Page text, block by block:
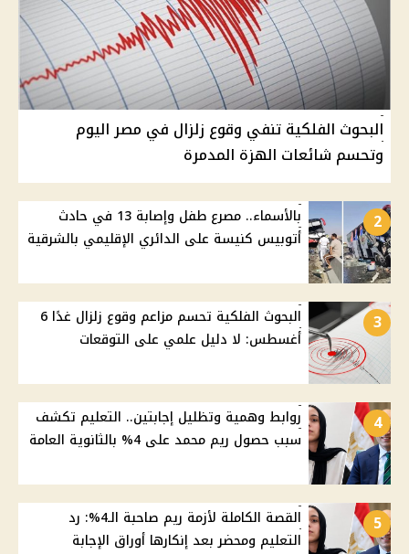
البحوث الفلكية تنفي وقوع زلزال في مصر اليوم
وتحسم شائعات الهزة المدمرة
2
بالأسماء.. مصرع طفل وإصابة 13 في حادث
أتوبيس كنيسة على الدائري الإقليمي بالشرقية
3
البحوث الفلكية تحسم مزاعم وقوع زلزال غدًا 6
أغسطس: لا دليل علمي على التوقعات
4
روابط وهمية وتظليل إجابتين.. التعليم تكشف
سبب حصول ريم محمد على 4% بالثانوية العامة
5
القصة الكاملة لأزمة ريم صاحبة الـ4%: رد
التعليم ومحضر بعد إنكارها أوراق الإجابة